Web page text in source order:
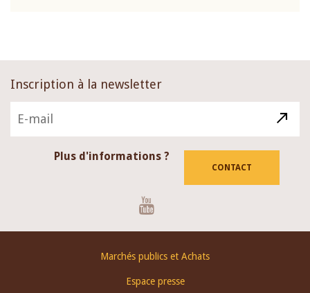
Inscription à la newsletter
Plus d'informations ?
CONTACT
Marchés publics et Achats
Espace presse